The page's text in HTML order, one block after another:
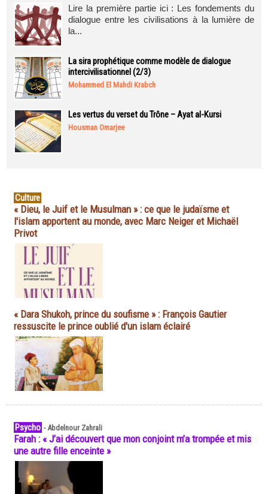
Lire la première partie ici : Les fondements du
dialogue entre les civilisations à la lumière de
la...
La sira prophétique comme modèle de dialogue
intercivilisationnel (2/3)
Mohammed El Mahdi Krabch
Les vertus du verset du Trône – Ayat al-Kursi
Housman Omarjee
Culture
« Dieu, le Juif et le Musulman » : ce que le judaïsme et
l'islam apportent au monde, avec Marc Neiger et Michaël
Privot
« Dara Shukoh, prince du soufisme » : François Gautier
ressuscite le prince oublié d'un islam éclairé
Psycho -Abdelnour Zahrali
Farah : « J’ai découvert que mon conjoint m’a trompée et mis
une autre fille enceinte »